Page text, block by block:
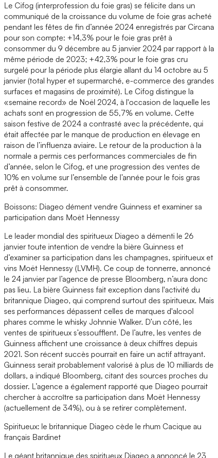
Le Cifog (interprofession du foie gras) se félicite dans un
communiqué de la croissance du volume de foie gras acheté
pendant les fêtes de fin d’année 2024 enregistrés par Circana
pour son compte: +14,3% pour le foie gras prêt à
consommer du 9 décembre au 5 janvier 2024 par rapport à la
même période de 2023; +42,3% pour le foie gras cru
surgelé pour la période plus élargie allant du 14 octobre au 5
janvier (total hyper et supermarché, e-commerce des grandes
surfaces et magasins de proximité). Le Cifog distingue la
«semaine record» de Noël 2024, à l'occasion de laquelle les
achats sont en progression de 55,7% en volume. Cette
saison festive de 2024 a contrasté avec la précédente, qui
était affectée par le manque de production en élevage en
raison de l’influenza aviaire. Le retour de la production à la
normale a permis ces performances commerciales de fin
d’année, selon le Cifog, et une progression des ventes de
10% en volume sur l’ensemble de l’année pour le fois gras
prêt à consommer.
Boissons: Diageo dément vendre Guinness et examiner sa
participation dans Moët Hennessy
Le leader mondial des spiritueux Diageo a démenti le 26
janvier toute intention de vendre la bière Guinness et
d’examiner sa participation dans les champagnes, spiritueux et
vins Moët Hennessy (LVMH). Ce coup de tonnerre, annoncé
le 24 janvier par l’agence de presse Bloomberg, n’aura donc
pas lieu. La bière Guinness fait exception dans l'activité du
britannique Diageo, qui comprend surtout des spiritueux. Mais
ses performances dépassent celles de marques d'alcool
phares comme le whisky Johnnie Walker. D’un côté, les
ventes de spiritueux s’essoufflent. De l’autre, les ventes de
Guinness affichent une croissance à deux chiffres depuis
2021. Son récent succès pourrait en faire un actif attrayant.
Guinness serait probablement valorisé à plus de 10 milliards de
dollars, a indiqué Bloomberg, citant des sources proches du
dossier. L’agence a également rapporté que Diageo pourrait
chercher à accroître sa participation dans Moët Hennessy
(actuellement de 34%), ou à se retirer complètement.
Spiritueux: le britannique Diageo cède le rhum Cacique au
français Bardinet
Le géant britannique des spiritueux Diageo a annoncé le 23